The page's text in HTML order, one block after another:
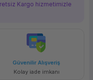
Kargo hizmetimizle
Güvenilir Alışveriş
Kolay iade imkanı